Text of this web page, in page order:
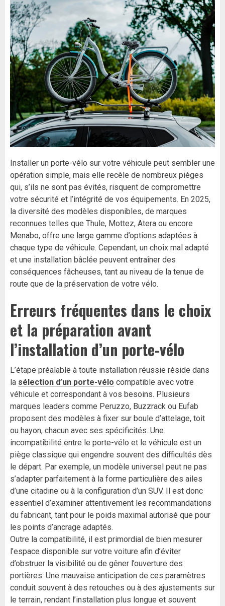
Installer un porte-vélo sur votre véhicule peut sembler une
opération simple, mais elle recèle de nombreux pièges
qui, s’ils ne sont pas évités, risquent de compromettre
votre sécurité et l’intégrité de vos équipements. En 2025,
la diversité des modèles disponibles, de marques
reconnues telles que Thule, Mottez, Atera ou encore
Menabo, offre une large gamme d’options adaptées à
chaque type de véhicule. Cependant, un choix mal adapté
et une installation bâclée peuvent entraîner des
conséquences fâcheuses, tant au niveau de la tenue de
route que de la préservation de votre vélo.
Erreurs fréquentes dans le choix
et la préparation avant
l’installation d’un porte-vélo
L’étape préalable à toute installation réussie réside dans
la sélection d’un porte-vélo compatible avec votre
véhicule et correspondant à vos besoins. Plusieurs
marques leaders comme Peruzzo, Buzzrack ou Eufab
proposent des modèles à fixer sur boule d’attelage, toit
ou hayon, chacun avec ses spécificités. Une
incompatibilité entre le porte-vélo et le véhicule est un
piège classique qui engendre souvent des difficultés dès
le départ. Par exemple, un modèle universel peut ne pas
s’adapter parfaitement à la forme particulière des ailes
d’une citadine ou à la configuration d’un SUV. Il est donc
essentiel d’examiner attentivement les recommandations
du fabricant, tant pour le poids maximal autorisé que pour
les points d’ancrage adaptés.
Outre la compatibilité, il est primordial de bien mesurer
l’espace disponible sur votre voiture afin d’éviter
d’obstruer la visibilité ou de gêner l’ouverture des
portières. Une mauvaise anticipation de ces paramètres
conduit souvent à des retouches ou à des ajustements sur
le terrain, rendant l’installation plus longue et souvent